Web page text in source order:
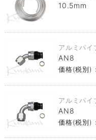
10.5mm
アルミパイ
AN8
価格(税別)
アルミパイ
AN8
価格(税別)